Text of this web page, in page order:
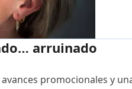
arruinado
promocionales y